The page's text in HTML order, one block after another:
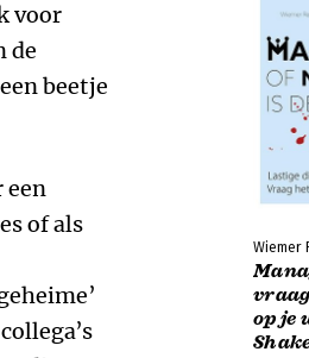
voor
de
beetje
een
of als
Wiemer
op je